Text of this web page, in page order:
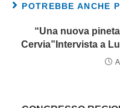
POTREBBE ANCHE
“Una nuova
Cervia”Intervista a